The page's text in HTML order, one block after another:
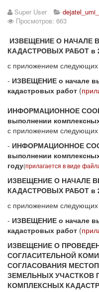
Super User
Просмотров: 663
ИЗВЕЩЕНИЕ О НАЧАЛЕ
КАДАСТРОВЫХ РАБОТ в
с приложением следующих
- ИЗВЕЩЕНИЕ о начале
кадастровых работ (
ИНФОРМАЦИОННОЕ
выполнении
с приложением следующих
- ИНФОРМАЦИОННОЕ
выполнении
году(прилагается в виде
ИЗВЕЩЕНИЕ О НАЧАЛЕ
КАДАСТРОВЫХ РАБОТ в
с приложением следующих
- ИЗВЕЩЕНИЕ о начале
кадастровых работ (
ИЗВЕЩЕНИЕ О
СОГЛАСИТЕЛЬНОЙ
СОГЛАСОВАНИЯ
ЗЕМЕЛЬНЫХ УЧАСТКОВ
КОМПЛЕКСНЫХ